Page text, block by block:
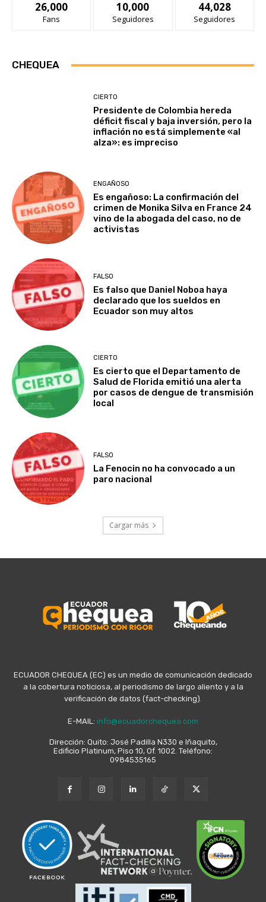
26,000
Fans
10,000
Seguidores
44,028
Seguidores
CHEQUEA
CIERTO
Presidente de Colombia hereda
déficit fiscal y baja inversión, pero la
inflación no está simplemente «al
alza»: es impreciso
ENGAÑOSO
Es engañoso: La confirmación del
crimen de Monika Silva en France 24
vino de la abogada del caso, no de
activistas
FALSO
Es falso que Daniel Noboa haya
declarado que los sueldos en
Ecuador son muy altos
CIERTO
Es cierto que el Departamento de
Salud de Florida emitió una alerta
por casos de dengue de transmisión
local
FALSO
La Fenocin no ha convocado a un
paro nacional
Cargar más
ECUADOR CHEQUEA (EC) es un medio de comunicación dedicado
a la cobertura noticiosa, al periodismo de largo aliento y a la
verificación de datos (fact-checking).
E-MAIL: info@ecuadorchequea.com
Dirección: Quito: José Padilla N330 e Iñaquito,
Edificio Platinum, Piso 10, Of. 1002. Teléfono:
0984535165